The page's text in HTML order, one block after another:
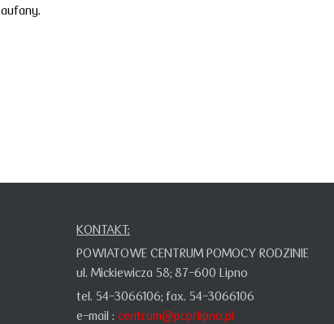
KONTAKT:
POWIATOWE CENTRUM POMOCY RODZINIE
ul. Mickiewicza 58; 87-600 Lipno
tel. 54-3066106; fax. 54-3066106
e-mail : centrum@pcprlipno.pl